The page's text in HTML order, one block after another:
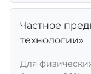
Частное
технологии»
Для